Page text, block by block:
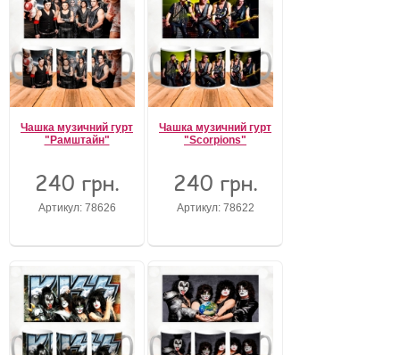
Чашка музичний гурт
"Рамштайн"
240 грн.
Артикул: 78626
Чашка музичний гурт
"Scorpions"
240 грн.
Артикул: 78622